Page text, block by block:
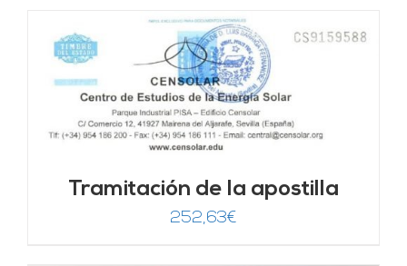
Tramitación de la apostilla
252,63€